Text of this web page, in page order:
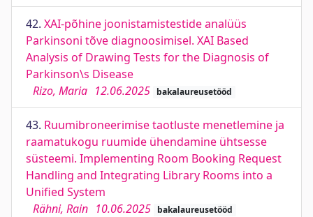
42. XAI-põhine joonistamistestide analüüs
Parkinsoni tõve diagnoosimisel. XAI Based
Analysis of Drawing Tests for the Diagnosis of
Parkinson\s Disease
Rizo, Maria 12.06.2025 bakalaureusetööd
43. Ruumibroneerimise taotluste menetlemine ja
raamatukogu ruumide ühendamine ühtsesse
süsteemi. Implementing Room Booking Request
Handling and Integrating Library Rooms into a
Unified System
Rähni, Rain 10.06.2025 bakalaureusetööd